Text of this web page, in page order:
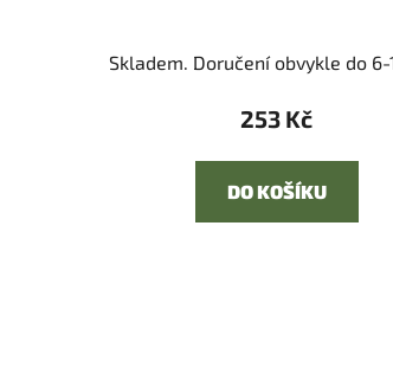
Skladem. Doručení obvykle do 6-
253 Kč
DO KOŠÍKU